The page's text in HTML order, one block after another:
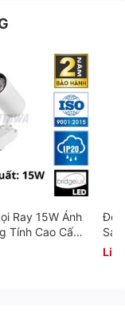
Ray 15W Ánh
Tính Cao Cấp
Đèn